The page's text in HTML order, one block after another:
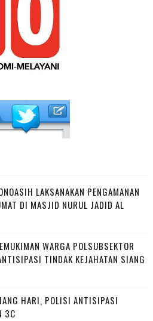
LAKSANAKAN PENGAMANAN
DI MASJID NURUL JADID AL
WARGA POLSUBSEKTOR
TINDAK KEJAHATAN SIANG
HARI, POLISI ANTISIPASI
3C